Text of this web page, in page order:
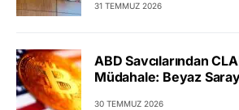
31 TEMMUZ 2026
ABD Savcılarından
Müdahale: Beyaz
30 TEMMUZ 2026